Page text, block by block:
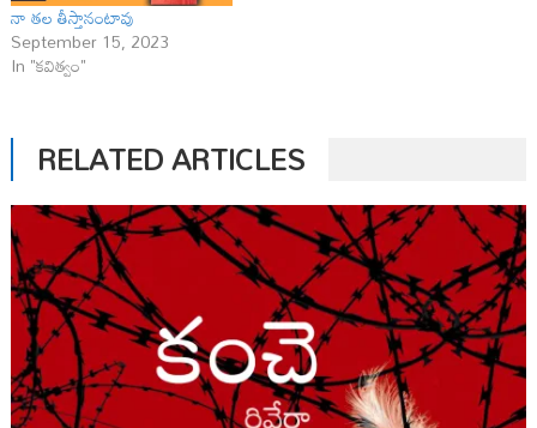
నా తల తీస్తానంటావు
September 15, 2023
In "కవిత్వం"
RELATED ARTICLES